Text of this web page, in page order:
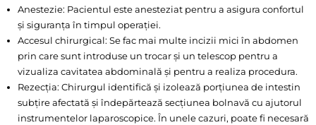
Anestezie: Pacientul este anesteziat pentru a asigura confortul
și siguranța în timpul operației.
Accesul chirurgical: Se fac mai multe incizii mici în abdomen
prin care sunt introduse un trocar și un telescop pentru a
vizualiza cavitatea abdominală și pentru a realiza procedura.
Rezecția: Chirurgul identifică și izolează porțiunea de intestin
subțire afectată și îndepărtează secțiunea bolnavă cu ajutorul
instrumentelor laparoscopice. În unele cazuri, poate fi necesară